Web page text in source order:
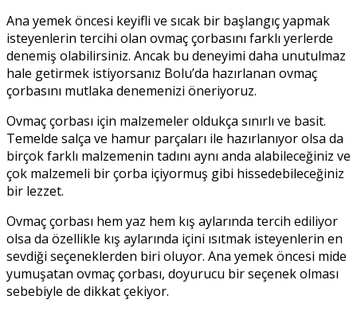
Ana yemek öncesi keyifli ve sıcak bir başlangıç yapmak
isteyenlerin tercihi olan ovmaç çorbasını farklı yerlerde
denemiş olabilirsiniz. Ancak bu deneyimi daha unutulmaz
hale getirmek istiyorsanız Bolu’da hazırlanan ovmaç
çorbasını mutlaka denemenizi öneriyoruz.
Ovmaç çorbası için malzemeler oldukça sınırlı ve basit.
Temelde salça ve hamur parçaları ile hazırlanıyor olsa da
birçok farklı malzemenin tadını aynı anda alabileceğiniz ve
çok malzemeli bir çorba içiyormuş gibi hissedebileceğiniz
bir lezzet.
Ovmaç çorbası hem yaz hem kış aylarında tercih ediliyor
olsa da özellikle kış aylarında içini ısıtmak isteyenlerin en
sevdiği seçeneklerden biri oluyor. Ana yemek öncesi mide
yumuşatan ovmaç çorbası, doyurucu bir seçenek olması
sebebiyle de dikkat çekiyor.